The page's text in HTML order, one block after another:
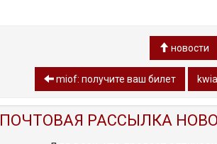
новости
miof: получите ваш билет
ПОЧТОВАЯ РАССЫЛКА